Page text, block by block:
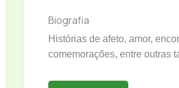
Biografia
Histórias de afeto, amor,
comemorações, entre outras